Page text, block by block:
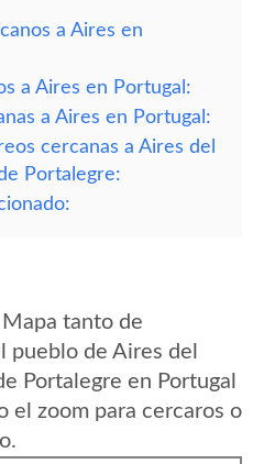
a Aires en
a Aires en Portugal:
a Aires en Portugal:
cercanas a Aires del
Portalegre:
tanto de
pueblo de Aires del
Portalegre en Portugal
el zoom para cercaros o